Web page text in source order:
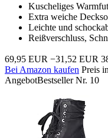
Kuscheliges
Extra weiche
Leichte und
Reißverschluss,
69,95 EUR −31,52 EUR
Bei Amazon kaufen Preis
AngebotBestseller Nr. 10